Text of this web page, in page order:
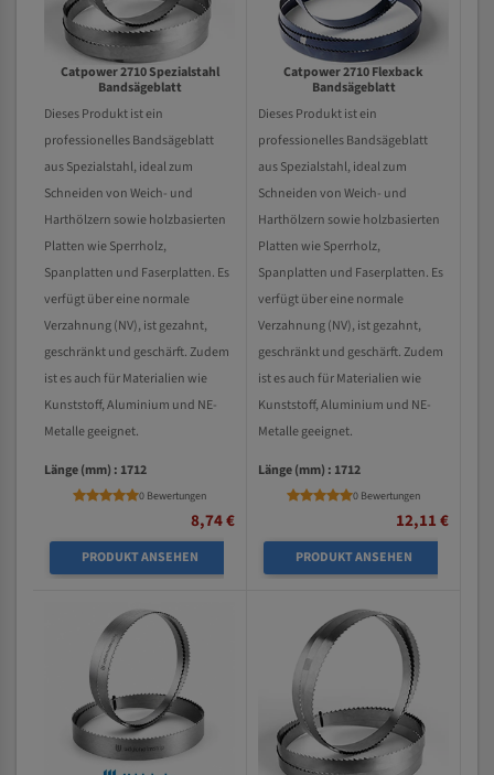
Catpower 2710 Spezialstahl
Bandsägeblatt
Dieses Produkt ist ein
professionelles Bandsägeblatt
aus Spezialstahl, ideal zum
Schneiden von Weich- und
Harthölzern sowie holzbasierten
Platten wie Sperrholz,
Spanplatten und Faserplatten. Es
verfügt über eine normale
Verzahnung (NV), ist gezahnt,
geschränkt und geschärft. Zudem
ist es auch für Materialien wie
Kunststoff, Aluminium und NE-
Metalle geeignet.
Länge (mm) : 1712
0 Bewertungen
8,74 €
PRODUKT ANSEHEN
Catpower 2710 Flexback
Bandsägeblatt
Dieses Produkt ist ein
professionelles Bandsägeblatt
aus Spezialstahl, ideal zum
Schneiden von Weich- und
Harthölzern sowie holzbasierten
Platten wie Sperrholz,
Spanplatten und Faserplatten. Es
verfügt über eine normale
Verzahnung (NV), ist gezahnt,
geschränkt und geschärft. Zudem
ist es auch für Materialien wie
Kunststoff, Aluminium und NE-
Metalle geeignet.
Länge (mm) : 1712
0 Bewertungen
12,11 €
PRODUKT ANSEHEN